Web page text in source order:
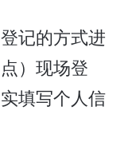
记的方式进
）现场登
填写个人信